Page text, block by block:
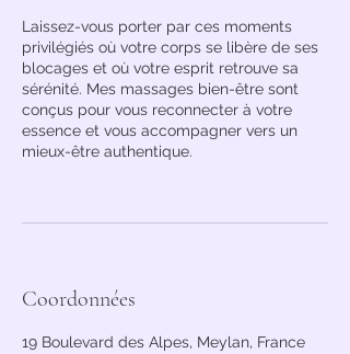
Laissez-vous porter par ces moments
privilégiés où votre corps se libère de ses
blocages et où votre esprit retrouve sa
sérénité. Mes massages bien-être sont
conçus pour vous reconnecter à votre
essence et vous accompagner vers un
Coordonnées
19 Boulevard des Alpes, Meylan, France